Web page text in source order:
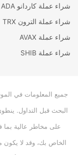
شراء عملة كاردانو ADA
شراء عملة الترون TRX
شراء عملة AVAX
شراء عملة SHIB
جميع المعلومات في
البحث قبل التداول.
على مخاطر عالية بما
الخاص بك، وقد لا يكون